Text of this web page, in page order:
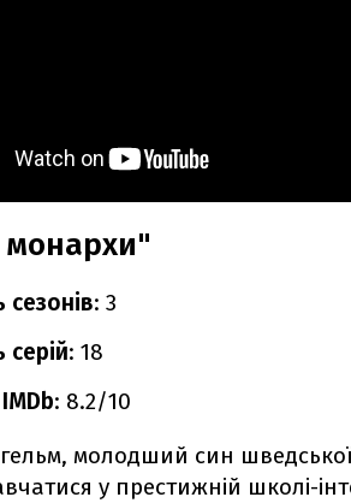
монархи"
сезонів: 3
серій: 18
: 8.2/10
молодший син шведської
у престижній школі-